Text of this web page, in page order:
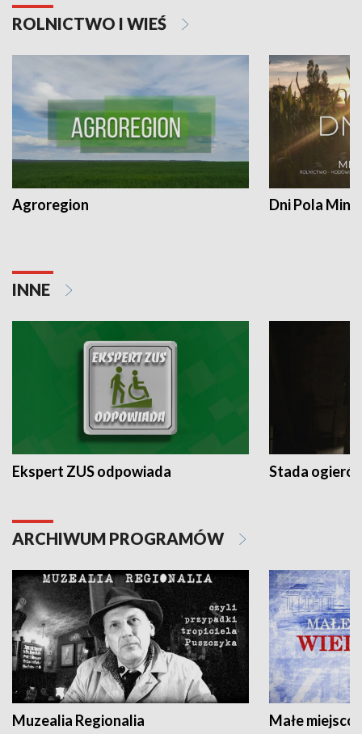
ROLNICTWO I WIEŚ
Agroregion Dni Pola
INNE
Ekspert ZUS odpowiada Stada
ARCHIWUM PROGRAMÓW
Muzealia Regionalia Małe